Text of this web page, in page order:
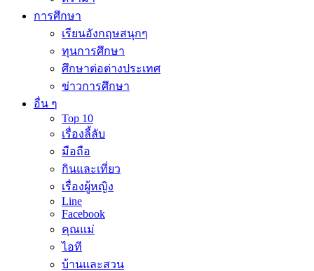
การศึกษา
เรียนอังกฤษสนุกๆ
ทุนการศึกษา
ศึกษาต่อต่างประเทศ
ข่าวการศึกษา
อื่น ๆ
Top 10
เรื่องลี้ลับ
มือถือ
กินและเที่ยว
เรื่องผู้หญิง
Line
Facebook
คุณแม่
ไอที
บ้านและสวน